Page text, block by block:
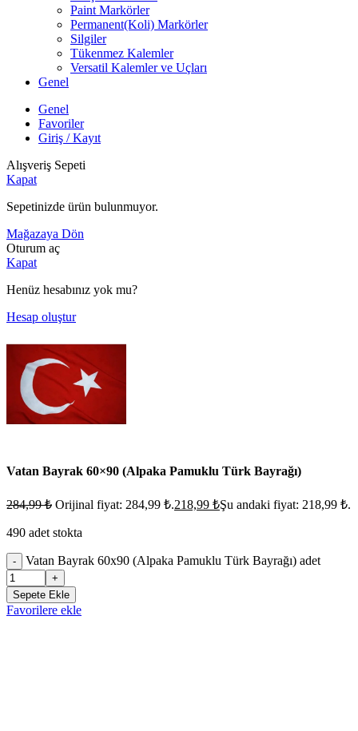
Paint Markörler
Permanent(Koli) Markörler
Silgiler
Tükenmez Kalemler
Versatil Kalemler ve Uçları
Genel
Genel
Favoriler
Giriş / Kayıt
Alışveriş Sepeti
Kapat
Sepetinizde ürün bulunmuyor.
Mağazaya Dön
Oturum aç
Kapat
Henüz hesabınız yok mu?
Hesap oluştur
Vatan Bayrak 60×90 (Alpaka Pamuklu Türk Bayrağı)
284,99₺ Orijinal fiyat: 284,99 ₺.218,99 ₺Şu andaki fiyat: 218,99 ₺.
490 adet stokta
- Vatan Bayrak 60x90 (Alpaka Pamuklu Türk Bayrağı) adet
+
Sepete Ekle
Favorilere ekle